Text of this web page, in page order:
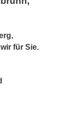
für Sie.